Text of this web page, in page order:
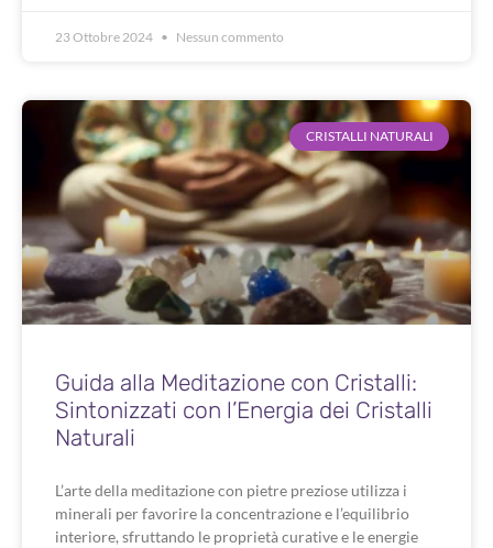
23 Ottobre 2024 Nessun commento
CRISTALLI NATURALI
Guida alla Meditazione con Cristalli:
Sintonizzati con l’Energia dei Cristalli
Naturali
L’arte della meditazione con pietre preziose utilizza i
minerali per favorire la concentrazione e l’equilibrio
interiore, sfruttando le proprietà curative e le energie